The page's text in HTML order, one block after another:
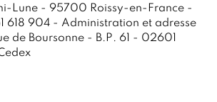
Lune - 95700 Roissy-en-France -
618 904 - Administration et adresse
de Boursonne - B.P. 61 - 02601